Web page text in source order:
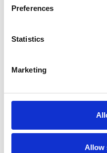
Preferences
Statistics
Marketing
Allow
Mégane 2, Renault
Espace 2, Renault
W zestawie znajduje
występują dwa porty
oznaczony literami LP